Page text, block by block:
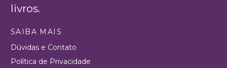
livros.
SAIBA MAIS
Dúvidas e Contato
Política de Privacidade